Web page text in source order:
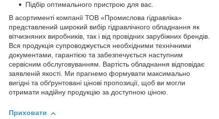
Підбір оптимального пристрою для вас.
В асортименті компанії ТОВ «Промислова гідравліка»
представлений широкий вибір гідравлічного обладнання як
вітчизняних виробників, так і від провідних зарубіжних брендів.
Вся продукція супроводжується необхідними технічними
документами, гарантією та забезпечується наступним
сервісним обслуговуванням. Вартість обладнання відповідає
заявленій якості. Ми прагнемо формувати максимально
вигідні та обґрунтовані цінові пропозиції, щоб ви могли
отримати надійну продукцію за доступною ціною.
Приховати